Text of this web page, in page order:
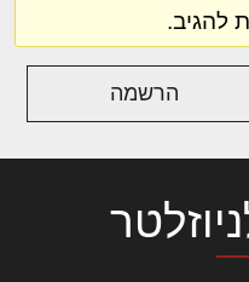
להגיב.
הרשמה